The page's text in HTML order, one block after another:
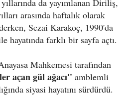
da yayımlanan Diriliş,
arasında haftalık olarak
Sezai Karakoç, 1990'da
farklı bir sayfa açtı.
Mahkemesi tarafından
açan gül ağacı'' amblemli
siyasi hayatını sürdürdü.